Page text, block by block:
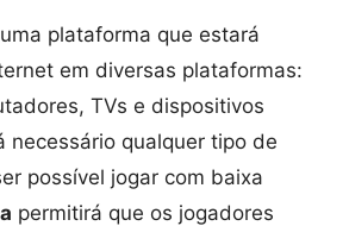
plataforma que estará
em diversas plataformas:
TVs e dispositivos
necessário qualquer tipo de
possível jogar com baixa
permitirá que os jogadores